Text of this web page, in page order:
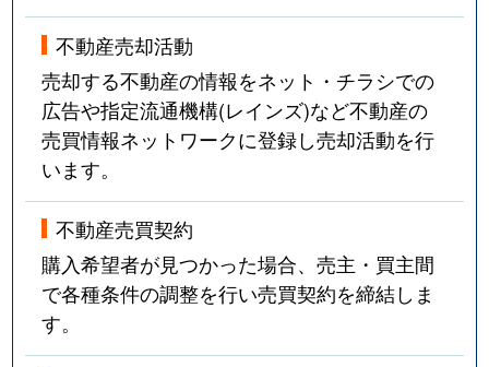
不動産売却活動
売却する不動産の情報をネット・チラシでの
広告や指定流通機構(レインズ)など不動産の
売買情報ネットワークに登録し売却活動を行
います。
不動産売買契約
購入希望者が見つかった場合、売主・買主間
で各種条件の調整を行い売買契約を締結しま
す。